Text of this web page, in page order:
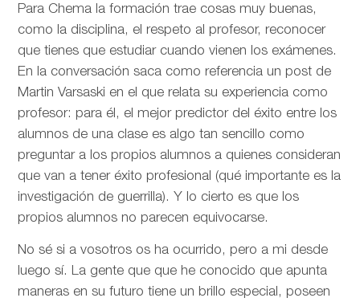
Para Chema la formación trae cosas muy buenas,
como la disciplina, el respeto al profesor, reconocer
que tienes que estudiar cuando vienen los exámenes.
En la conversación saca como referencia un post de
Martin Varsaski en el que relata su experiencia como
profesor: para él, el mejor predictor del éxito entre los
alumnos de una clase es algo tan sencillo como
preguntar a los propios alumnos a quienes consideran
que van a tener éxito profesional (qué importante es la
investigación de guerrilla). Y lo cierto es que los
propios alumnos no parecen equivocarse.
No sé si a vosotros os ha ocurrido, pero a mi desde
luego sí. La gente que que he conocido que apunta
maneras en su futuro tiene un brillo especial, poseen